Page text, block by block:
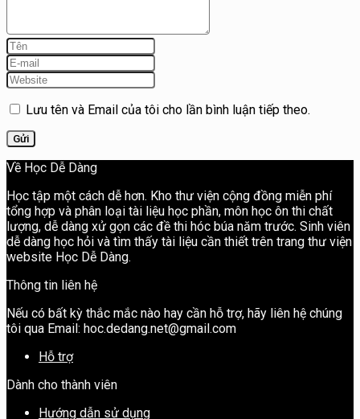
Lưu tên và Email của tôi cho lần bình luận tiếp theo.
Về Học Dễ Dàng
Học tập một cách dễ hơn. Kho thư viện cộng đồng miễn phí
tổng hợp và phân loại tài liệu học phần, môn học ôn thi chất
lượng, dễ dàng xử gọn các đề thi hóc búa năm trước. Sinh viên
dễ dàng học hỏi và tìm thấy tài liệu cần thiết trên trang thư viện
website Học Dễ Dàng.
Thông tin liên hệ
Nếu có bất kỳ thắc mắc nào hay cần hỗ trợ, hãy liên hệ chúng
tôi qua Email: hoc.dedang.net@gmail.com
Hỗ trợ
Dành cho thành viên
Hướng dẫn sử dụng